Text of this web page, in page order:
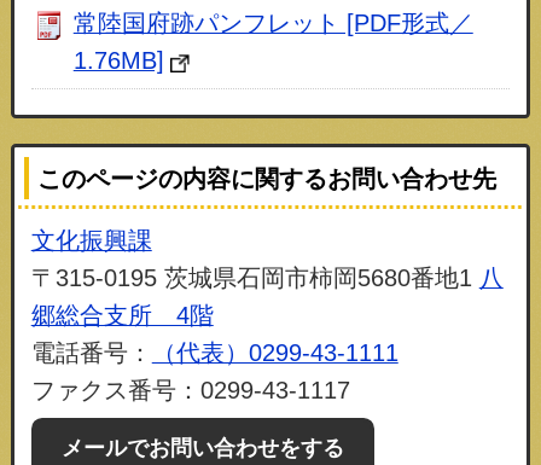
常陸国府跡パンフレット [PDF形式／
1.76MB]
このページの内容に関するお問い合わせ先
文化振興課
〒315-0195 茨城県石岡市柿岡5680番地1 八
郷総合支所 4階
電話番号：
（代表）0299-43-1111
ファクス番号：0299-43-1117
メールでお問い合わせをする